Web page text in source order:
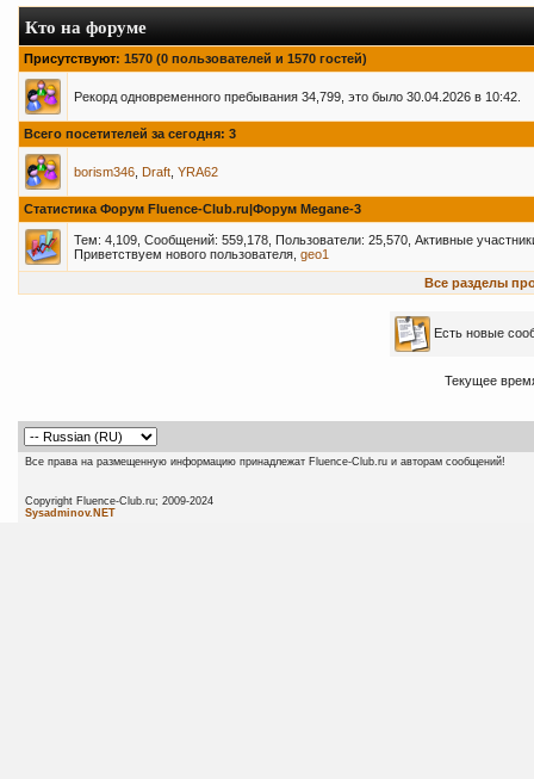
Кто на форуме
Присутствуют: 1570 (0 пользователей и 1570 гостей)
Рекорд одновременного пребывания 34,799, это было 30.04.2026 в 10:42.
Всего посетителей за сегодня: 3
borism346 Draft YRA62
Статистика Форум Fluence-Club.ru|Форум Megane-3
Тем: 4,109, Сообщений: 559,178, Пользователи: 25,570, Активные
Приветствуем нового пользователя, geo1
Все разделы
Есть новые
Текущее
Все права на размещенную информацию принадлежат Fluence-Club.ru и авторам сообщений!
Copyright Fluence-Club.ru;
Sysadminov.NET